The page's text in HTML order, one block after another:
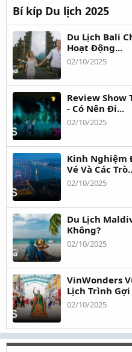
Bí kíp Du lịch 2025
Du Lịch Bali
Hoạt Động...
02/10/2025
Review Show
- Có Nên Đi...
02/10/2025
Kinh Nghiệm
Vé Và Các
02/10/2025
Du Lịch
Không?
02/10/2025
VinWonders
Lịch Trình Gợi
02/10/2025